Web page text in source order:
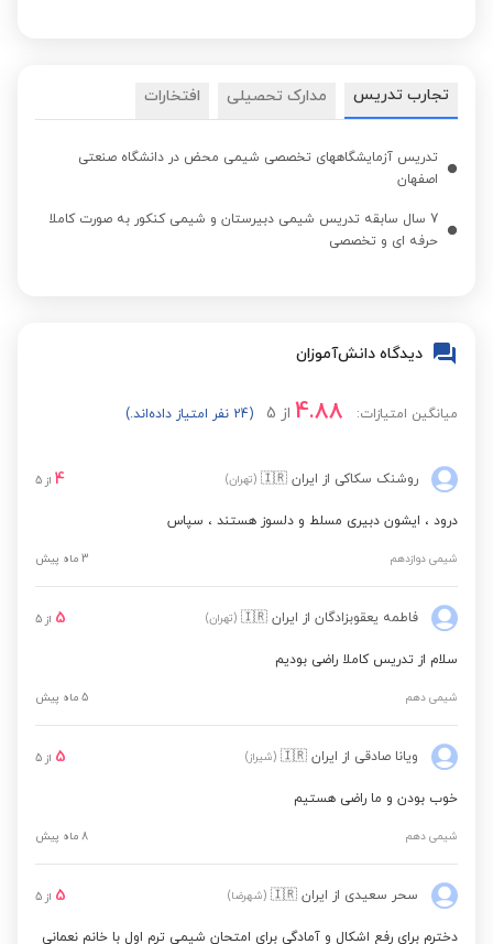
تجارب تدریس مدارک تحصیلی افتخارات
تدریس آزمایشگاههای تخصصی شیمی محض در دانشگاه صنعتی
اصفهان
7 سال سابقه تدریس شیمی دبیرستان و شیمی کنکور به صورت کاملا
حرفه ای و تخصصی
دیدگاه دانش‌آموزان
میانگین امتیازات: 4.88 از 5 (24 نفر امتیاز داده‌اند.)
روشنک سکاکی از ایران 🇮🇷 (تهران) 4 از 5
درود ، ایشون دبیری مسلط و دلسوز هستند ، سپاس
شیمی دوازدهم 3 ماه پیش
فاطمه یعقوبزادگان از ایران 🇮🇷 (تهران) 5 از 5
سلام از تدریس کاملا راضی بودیم
شیمی دهم 5 ماه پیش
ویانا صادقی از ایران 🇮🇷 (شیراز) 5 از 5
خوب بودن و ما راضی هستیم
شیمی دهم 8 ماه پیش
سحر سعیدی از ایران 🇮🇷 (شهرضا) 5 از 5
دخترم برای رفع اشکال و آمادگی برای امتحان شیمی ترم اول با خانم نعمانی